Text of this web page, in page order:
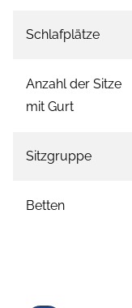
Schlafplätze
Anzahl der Sitze
mit Gurt
Sitzgruppe
Betten